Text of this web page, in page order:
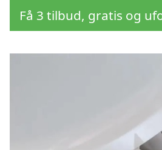
Få 3 tilbud, gratis og